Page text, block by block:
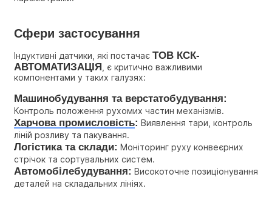
Сфери застосування
Індуктивні датчики, які постачає ТОВ КСК-
АВТОМАТИЗАЦІЯ , є критично важливими
компонентами у таких галузях:
Машинобудування та верстатобудування:
Контроль положення рухомих частин механізмів.
Харчова промисловість: Виявлення тари, контроль
ліній розливу та пакування.
Логістика та склади: Моніторинг руху конвеєрних
стрічок та сортувальних систем.
Автомобілебудування: Високоточне позиціонування
деталей на складальних лініях.